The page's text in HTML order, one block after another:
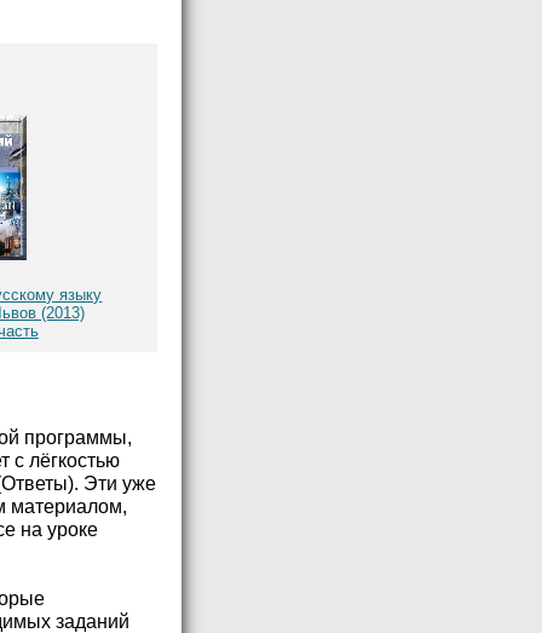
языку
(2013)
программы,
с лёгкостью
Эти уже
материалом,
на уроке
заданий